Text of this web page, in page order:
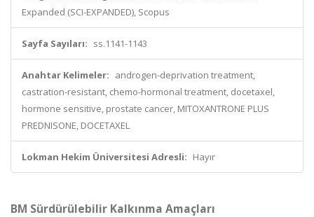
Expanded (SCI-EXPANDED), Scopus
Sayfa Sayıları: ss.1141-1143
Anahtar Kelimeler: androgen-deprivation treatment,
castration-resistant, chemo-hormonal treatment, docetaxel,
hormone sensitive, prostate cancer, MITOXANTRONE PLUS
PREDNISONE, DOCETAXEL
Lokman Hekim Üniversitesi Adresli: Hayır
BM Sürdürülebilir Kalkınma Amaçları